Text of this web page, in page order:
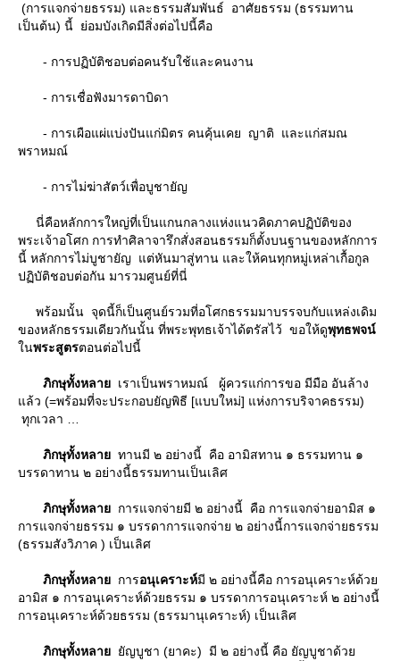
(การแจกจ่ายธรรม) และธรรมสัมพันธ์ อาศัยธรรม (ธรรมทาน
เป็นต้น) นี้ ย่อมบังเกิดมีสิ่งต่อไปนี้คือ
- การปฏิบัติชอบต่อคนรับใช้และคนงาน
- การเชื่อฟังมารดาบิดา
- การเผือแผ่แบ่งปันแก่มิตร คนคุ้นเคย ญาติ และแก่สมณ
พราหมณ์
- การไม่ฆ่าสัตว์เพื่อบูชายัญ
นี่คือหลักการใหญ่ที่เป็นแกนกลางแห่งแนวคิดภาคปฏิบัติของ
พระเจ้าอโศก การทำศิลาจารึกสั่งสอนธรรมก็ตั้งบนฐานของหลักการ
นี้ หลักการไม่บูชายัญ แต่หันมาสู่ทาน และให้คนทุกหมู่เหล่าเกื้อกูล
ปฏิบัติชอบต่อกัน มารวมศูนย์ที่นี่
พร้อมนั้น จุดนี้ก็เป็นศูนย์รวมที่อโศกธรรมมาบรรจบกับแหล่งเดิม
ของหลักธรรมเดียวกันนั้น ที่พระพุทธเจ้าได้ตรัสไว้ ขอให้ดูพุทธพจน์
นพระสูตรตอนต่อไปนี้
ภิกษุทั้งหลา เราเป็นพราหมณ์ ผู้ควรแก่การขอ มีมือ อันล้าง
ล้ว (=พร้อมที่จะประกอบยัญพิธี [แบบใหม่] แห่งการบริจาคธรรม)
ทุกเวลา
ภิกษุทั้งหลา ทานมี ๒ อย่างนี้ คือ อามิสทาน ๑ ธรรมทาน ๑
บรรดาทาน ๒ อย่างนี้ธรรมทานเป็นเลิศ
ภิกษุทั้งหลา การแจกจ่ายมี ๒ อย่างนี้ คือ การแจกจ่ายอามิส ๑
การแจกจ่ายธรรม ๑ บรรดาการแจกจ่าย ๒ อย่างนี้การแจกจ่ายธรรม
(ธรรมสังวิภาค ) เป็นเลิศ
ภิกษุทั้งหลา การอนุเคราะห์มี ๒ อย่างนี้คือ การอนุเคราะห์ด้ว
อามิส ๑ การอนุเคราะห์ด้วยธรรม ๑ บรรดาการอนุเคราะห์ ๒ อย่างนี้
การอนุเคราะห์ด้วยธรรม (ธรรมานุเคราะห์) เป็นเลิศ
ภิกษุทั้งหลา ัญบูชา (ยาคะ) มี ๒ อย่างนี้ คือ ยัญบูชาด้ว